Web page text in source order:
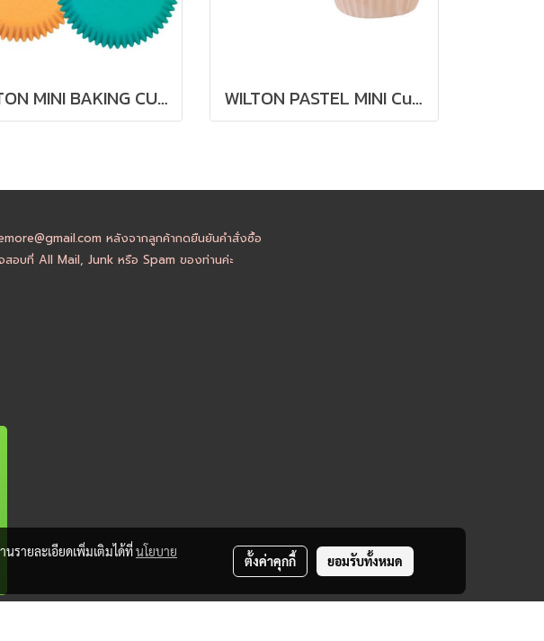
WILTON MINI BAKING CUPS ASSORTED JEWEL COLORS 100 ใบ WILTON PASTEL MINI Cupcake Baking Cases 100 ใบ
หลังจากลูกค้ากดยืนยันคำสั่งซื้อ
อบที่ All Mail, Junk หรือ Spam ของท่านค่ะ
รายละเอียดเพิ่มเติมได้ที่นโยบาย
ตั้งค่าคุกกี้ ยอมรับทั้งหมด